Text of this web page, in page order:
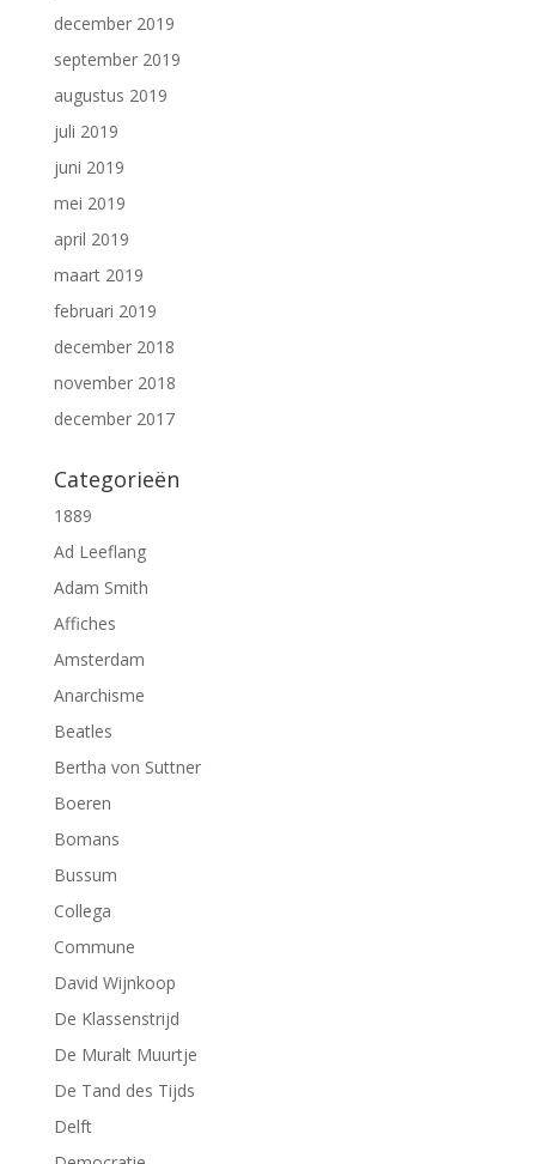
december 2019
september 2019
augustus 2019
juli 2019
juni 2019
mei 2019
april 2019
maart 2019
februari 2019
december 2018
november 2018
december 2017
Categorieën
1889
Ad Leeflang
Adam Smith
Affiches
Amsterdam
Anarchisme
Beatles
Bertha von Suttner
Boeren
Bomans
Bussum
Collega
Commune
David Wijnkoop
De Klassenstrijd
De Muralt Muurtje
De Tand des Tijds
Delft